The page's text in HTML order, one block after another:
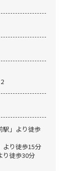
駅」より徒歩
より徒歩15分
り徒歩30分